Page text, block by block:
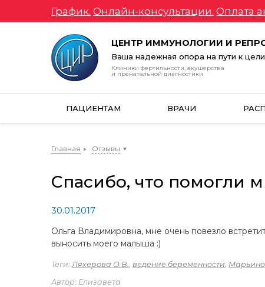
График. Онлайн-консультации. Оплата
ЦЕНТР ИММУНОЛОГИИ И
Ваша надежная опора на пути к цели
Клиники фертильности, акушерства
и пренатальной диагностики
ПАЦИЕНТАМ ВРАЧИ
Главная Отзывы
Спасибо, что помогли
30.01.2017
Ольга Владимировна, мне очень повезло
выносить моего малыша :)
Теги:Ляхерова О.В., ведение беременности, Марьино
Автор: Елизавета